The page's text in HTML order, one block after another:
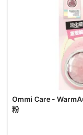
Ommi Care -
粉